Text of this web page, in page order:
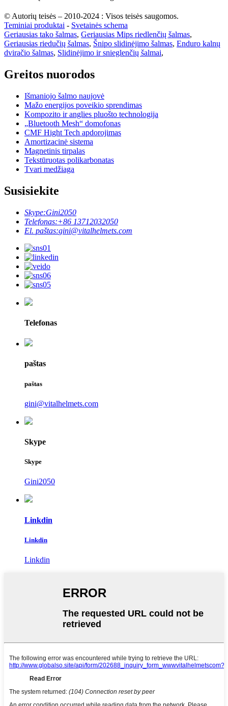
© Autorių teisės – 2010-2024 : Visos teisės saugomos.
Teminiai produktai - Svetainės schema
Geriausias tako šalmas, Geriausias Mips riedlenčių šalmas,
Geriausias riedučių šalmas, Šnipo slidinėjimo šalmas, Enduro kalnų
dviračio šalmas, Slidinėjimo ir snieglenčių šalmai,
Greitos nuorodos
Išmaniojo šalmo naujovė
Mažo energijos poveikio sprendimas
Kompozito ir anglies pluošto technologija
„Bluetooth Mesh“ domofonas
CMF Hight Tech apdorojimas
Amortizacinė sistema
Magnetinis tirpalas
Tekstūruotas polikarbonatas
Tvari medžiaga
Susisiekite
Skype:Gini2050
Telefonas:+86 13712032050
El. paštas:gini@vitalhelmets.com
Telefonas
paštas
paštas
gini@vitalhelmets.com
Skype
Skype
Gini2050
Linkdin
Linkdin
Linkdin